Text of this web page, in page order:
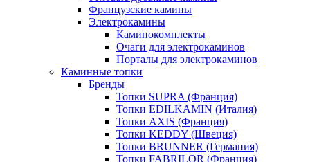
Французские камины
Электрокамины
Каминокомплекты
Очаги для электрокаминов
Порталы для электрокаминов
Каминные топки
Бренды
Топки SUPRA (Франция)
Топки EDILKAMIN (Италия)
Топки AXIS (Франция)
Топки KEDDY (Швеция)
Топки BRUNNER (Германия)
Топки FABRILOR (Франция)